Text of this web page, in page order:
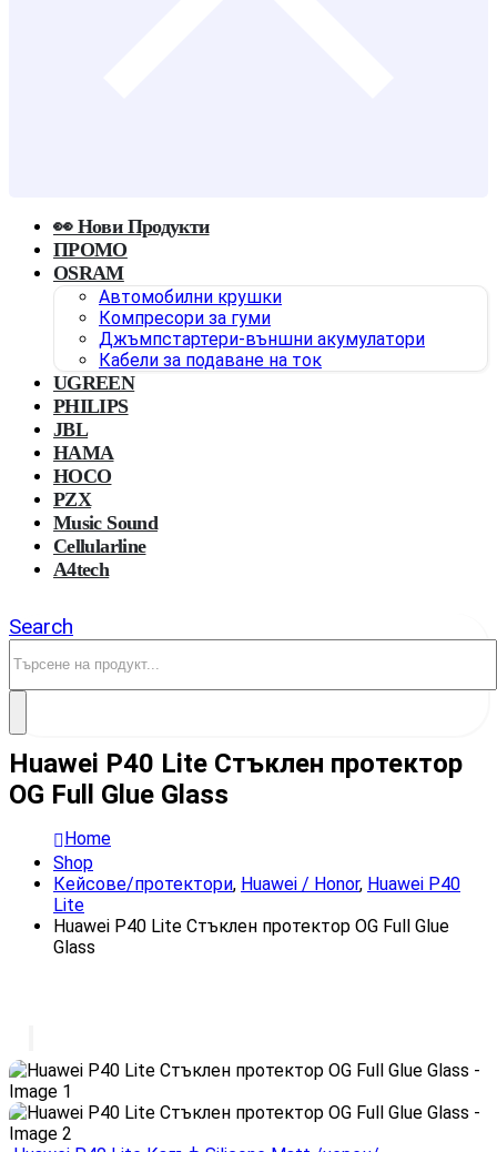
👀 Нови Продукти
ПРОМО
OSRAM
Автомобилни крушки
Компресори за гуми
Джъмпстартери-външни акумулатори
Кабели за подаване на ток
UGREEN
PHILIPS
JBL
HAMA
HOCO
PZX
Music Sound
Cellularline
A4tech
Search
Huawei P40 Lite Стъклен протектор
OG Full Glue Glass
Home
Shop
Кейсове/протектори, Huawei / Honor, Huawei P40
Lite
Huawei P40 Lite Стъклен протектор OG Full Glue
Glass